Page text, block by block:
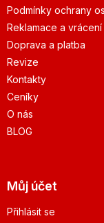
Podmínky ochrany
Reklamace a
Doprava a platba
Revize
Kontakty
Ceníky
O nás
BLOG
Můj účet
Přihlásit se